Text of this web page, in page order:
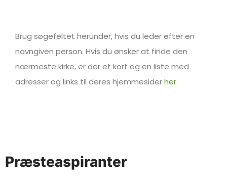
Brug søgefeltet herunder, hvis du leder efter en
navngiven person. Hvis du ønsker at finde den
nærmeste kirke, er der et kort og en liste med
adresser og links til deres hjemmesiderher.
Præsteaspiranter